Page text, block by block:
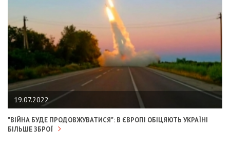
19.07.2022
"ВІЙНА БУДЕ ПРОДОВЖУВАТИСЯ": В ЄВРОПІ ОБІЦЯЮТЬ УКРАЇНІ
БІЛЬШЕ ЗБРОЇ